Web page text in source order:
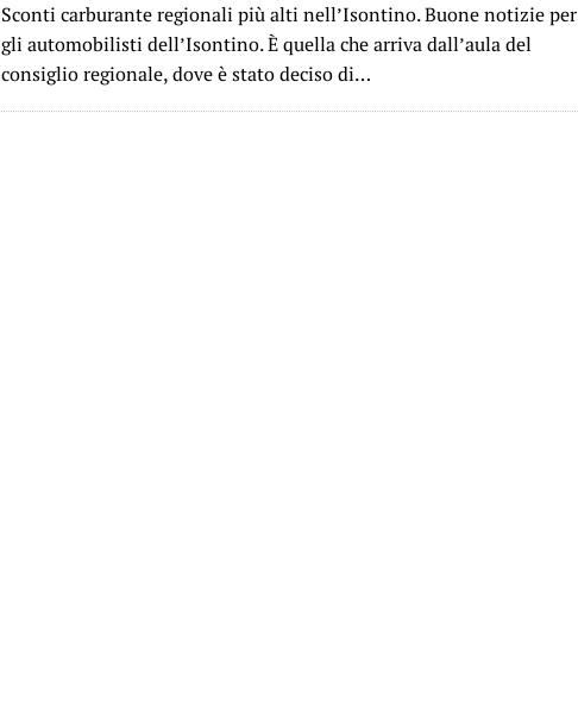
Sconti carburante regionali più alti nell’Isontino. Buone notizie per
gli automobilisti dell’Isontino. È quella che arriva dall’aula del
consiglio regionale, dove è stato deciso di…